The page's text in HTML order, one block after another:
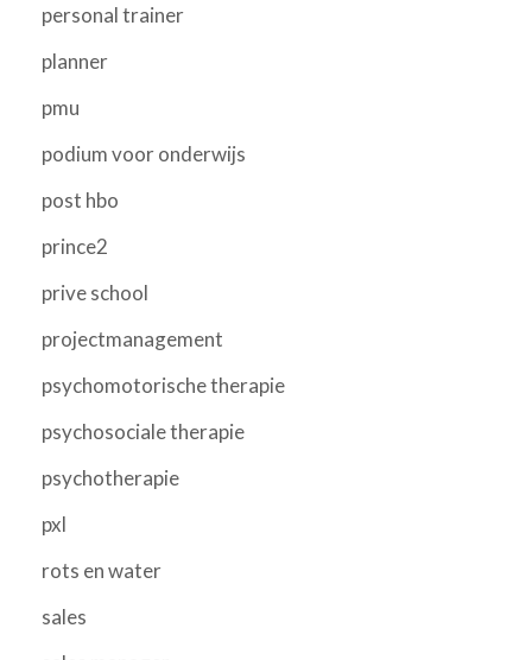
personal trainer
planner
pmu
podium voor onderwijs
post hbo
prince2
prive school
projectmanagement
psychomotorische therapie
psychosociale therapie
psychotherapie
pxl
rots en water
sales